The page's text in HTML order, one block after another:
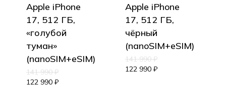
Apple iPhone
17, 512 ГБ,
«голубой
туман»
(nanoSIM+eSIM)
141 990₽
122 990 ₽
Apple iPhone
17, 512 ГБ,
чёрный
(nanoSIM+eSIM)
141 990₽
122 990 ₽